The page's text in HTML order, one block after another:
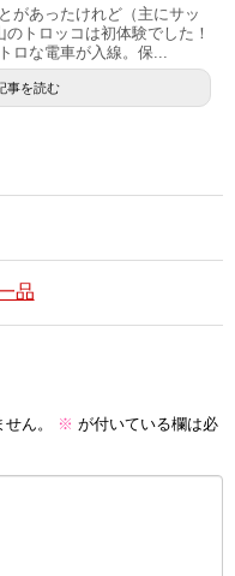
があったけれど（主にサッ
トロッコは初体験でした！
ロな電車が入線。保...
事を読む
品
ん。 ※ が付いている欄は必